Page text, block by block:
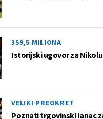
359,5 MILIONA
Istorijski ugovor za
VELIKI PREOKRET
Poznati trgovinski lanac